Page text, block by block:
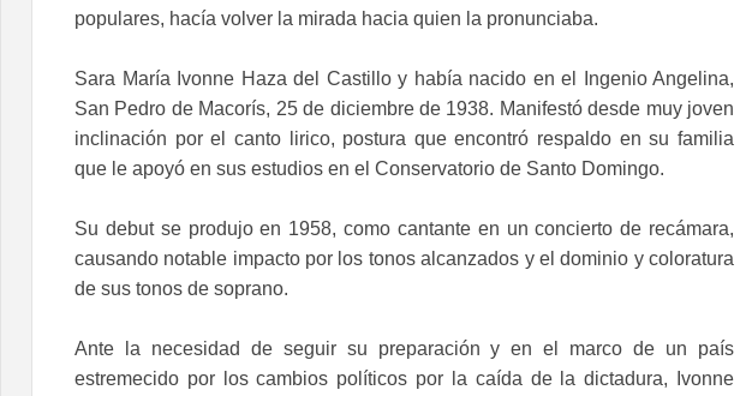
populares, hacía volver la mirada hacia quien la pronunciaba.
Sara María Ivonne Haza del Castillo y había nacido en el Ingenio Angelina,
San Pedro de Macorís, 25 de diciembre de 1938. Manifestó desde muy joven
inclinación por el canto lirico, postura que encontró respaldo en su familia
que le apoyó en sus estudios en el Conservatorio de Santo Domingo.
Su debut se produjo en 1958, como cantante en un concierto de recámara,
causando notable impacto por los tonos alcanzados y el dominio y coloratura
de sus tonos de soprano.
Ante la necesidad de seguir su preparación y en el marco de un país
estremecido por los cambios políticos por la caída de la dictadura, Ivonne